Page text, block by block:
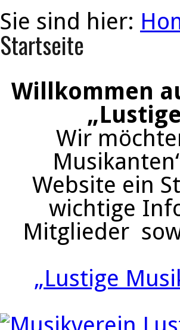
Sie sind hier:
Startseite
Willkommen
Wir
Website ein
wichtige
Mitglieder
„Lustige